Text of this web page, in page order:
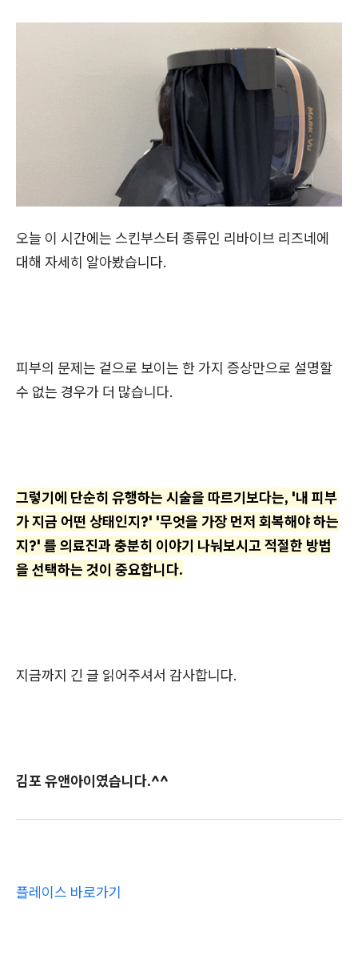
오늘 이 시간에는 스킨부스터 종류인 리바이브 리즈네에
대해 자세히 알아봤습니다.
피부의 문제는 겉으로 보이는 한 가지 증상만으로 설명할
수 없는 경우가 더 많습니다.
그렇기에 단순히 유행하는 시술을 따르기보다는, '내 피부
가 지금 어떤 상태인지?' '무엇을 가장 먼저 회복해야 하는
지?' 를 의료진과 충분히 이야기 나눠보시고 적절한 방법
을 선택하는 것이 중요합니다.
지금까지 긴 글 읽어주셔서 감사합니다.
김포 유앤아이였습니다.^^
플레이스 바로가기